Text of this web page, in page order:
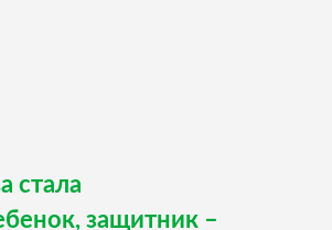
стала
защитник –